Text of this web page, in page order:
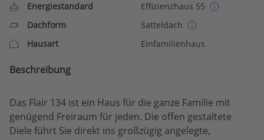
Energiestandard
Effizienzhaus 55
Dachform
Satteldach
Hausart
Einfamilienhaus
Beschreibung
Das Flair 134 ist ein Haus für die ganze Familie mit
genügend Freiraum für jeden. Die offen gestaltete
Diele führt Sie direkt ins großzügig angelegte,